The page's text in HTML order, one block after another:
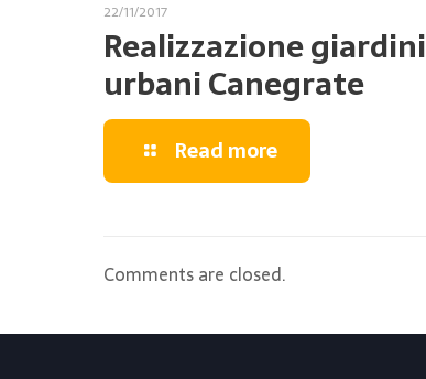
22/11/2017
Realizzazione giardini
urbani Canegrate
Read more
Comments are closed.